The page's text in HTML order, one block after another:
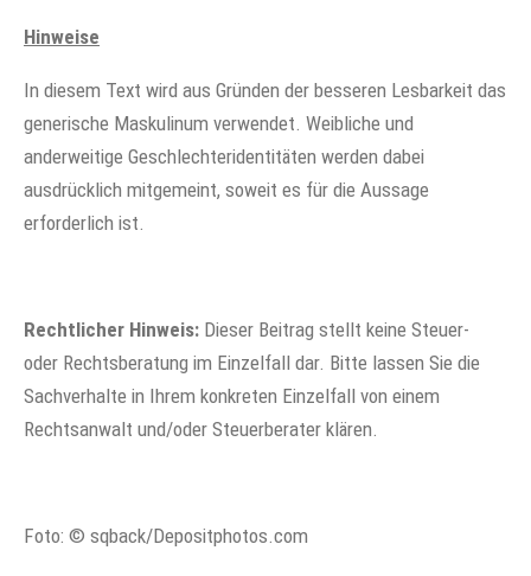
Hinweise
In diesem Text wird aus Gründen der besseren Lesbarkeit das
generische Maskulinum verwendet. Weibliche und
anderweitige Geschlechteridentitäten werden dabei
ausdrücklich mitgemeint, soweit es für die Aussage
erforderlich ist.
Rechtlicher Hinweis: Dieser Beitrag stellt keine Steuer-
oder Rechtsberatung im Einzelfall dar. Bitte lassen Sie die
Sachverhalte in Ihrem konkreten Einzelfall von einem
Rechtsanwalt und/oder Steuerberater klären.
Foto: © sqback/Depositphotos.com